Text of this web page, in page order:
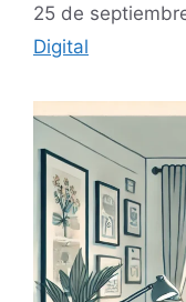
25 de
Digital